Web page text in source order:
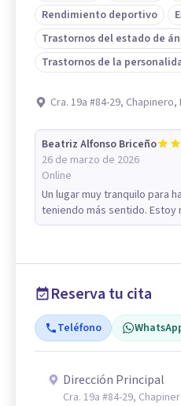
Rendimiento deportivo
Trastornos del estado de
Trastornos de la
Cra. 19a #84-29,
Beatriz Alfonso Briceño
26 de marzo de 2026
Online
Un lugar muy tranquilo para
teniendo más sentido.
Reserva tu cita
Teléfono
Dirección Principal
Cra. 19a #84-29,